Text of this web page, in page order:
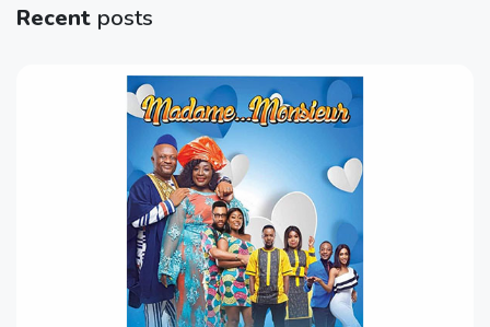
Recent posts